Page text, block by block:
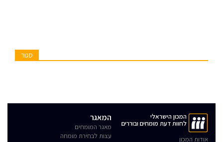
סגור
המכון הישראלי
לחוות דעת מומחים ובוררים
אודות המכון
המאגר
מאגר המומחים
עצות לבחירת מומחה